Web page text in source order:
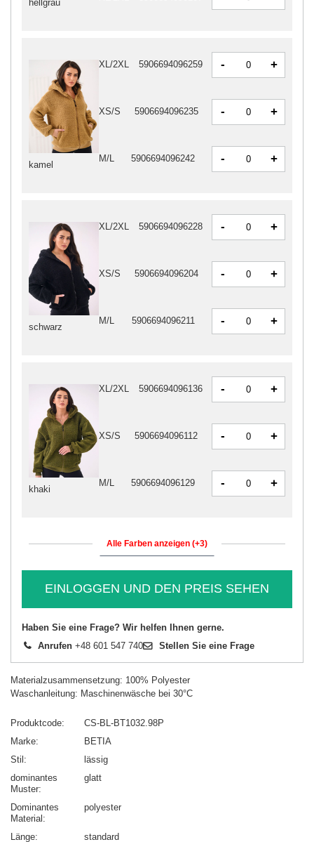
kamel
XL/2XL 5906694096259 - +
XS/S 5906694096235 - +
M/L 5906694096242 - +
schwarz
XL/2XL 5906694096228 - +
XS/S 5906694096204 - +
M/L 5906694096211 - +
khaki
XL/2XL 5906694096136 - +
XS/S 5906694096112 - +
M/L 5906694096129 - +
hellgrau
Alle Farben anzeigen (+3)
EINLOGGEN UND DEN PREIS SEHEN
Haben Sie eine Frage? Wir helfen Ihnen gerne.
Anrufen +48 601 547 740 Stellen Sie eine Frage
Materialzusammensetzung: 100% Polyester
Waschanleitung: Maschinenwäsche bei 30°C
Produktcode
CS-BL-BT1032.98P
Marke
BETIA
Stil
lässig
dominantes
Muster
glatt
Dominantes
Material
polyester
Länge
standard